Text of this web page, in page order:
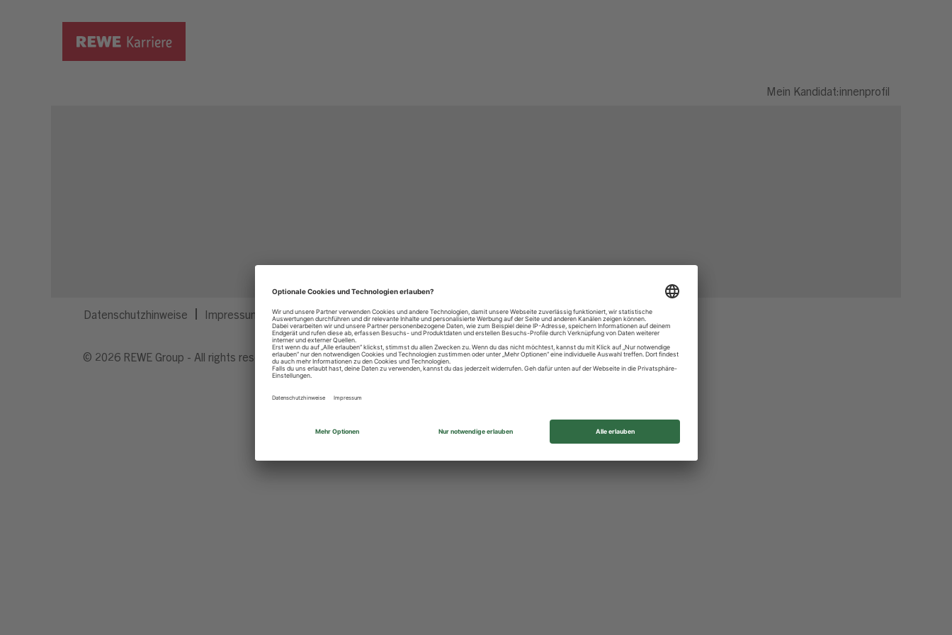
Mein Kandidat:innenprofil
Datenschutzhinweise Impressum Privatsphäre-Einstellungen
© 2026 REWE Group - All rights reserved